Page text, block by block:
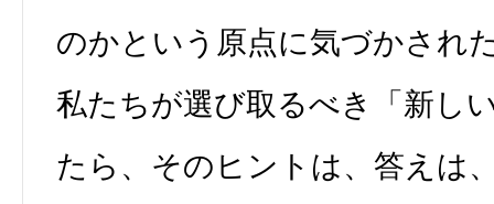
のかという原点に気づかされ
私たちが選び取るべき「新し
たら、そのヒントは、答えは